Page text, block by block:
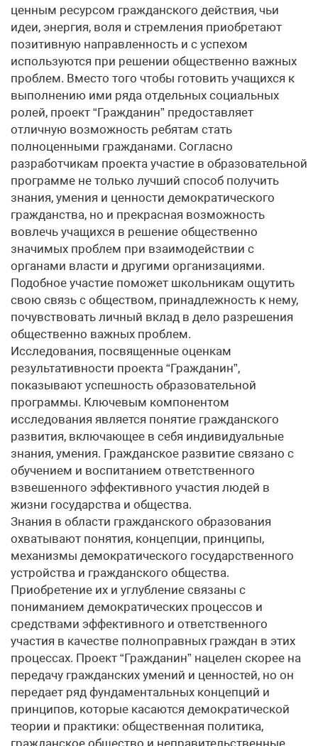
ценным ресурсом гражданского действия, чьи
идеи, энергия, воля и стремления приобретают
позитивную направленность и с успехом
используются при решении общественно важных
проблем. Вместо того чтобы готовить учащихся к
выполнению ими ряда отдельных социальных
ролей, проект “Гражданин” предоставляет
отличную возможность ребятам стать
полноценными гражданами. Согласно
разработчикам проекта участие в образовательной
программе не только лучший способ получить
знания, умения и ценности демократического
гражданства, но и прекрасная возможность
вовлечь учащихся в решение общественно
значимых проблем при взаимодействии с
органами власти и другими организациями.
Подобное участие поможет школьникам ощутить
свою связь с обществом, принадлежность к нему,
почувствовать личный вклад в дело разрешения
общественно важных проблем.
Исследования, посвященные оценкам
результативности проекта “Гражданин”,
показывают успешность образовательной
программы. Ключевым компонентом
исследования является понятие гражданского
развития, включающее в себя индивидуальные
знания, умения. Гражданское развитие связано с
обучением и воспитанием ответственного
взвешенного эффективного участия людей в
жизни государства и общества.
Знания в области гражданского образования
охватывают понятия, концепции, принципы,
механизмы демократического государственного
устройства и гражданского общества.
Приобретение их и углубление связаны с
пониманием демократических процессов и
средствами эффективного и ответственного
участия в качестве полноправных граждан в этих
процессах. Проект “Гражданин” нацелен скорее на
передачу гражданских умений и ценностей, но он
передает ряд фундаментальных концепций и
принципов, которые касаются демократической
теории и практики: общественная политика,
гражданское общество и неправительственные